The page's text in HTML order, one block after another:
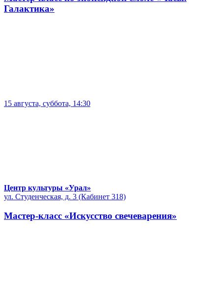
Галактика»
15 августа, суббота, 14:30
Центр культуры «Урал»
ул. Студенческая, д. 3 (Кабинет 318)
Мастер-класс «Искусство свечеварения»